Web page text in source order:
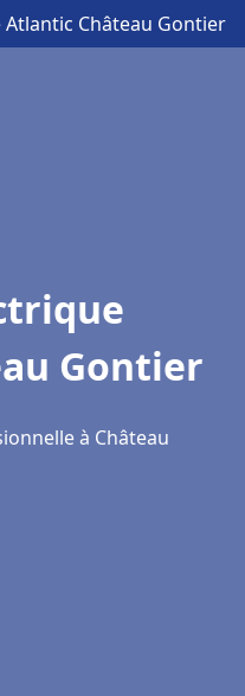
Château Gontier
Gontier
à Château